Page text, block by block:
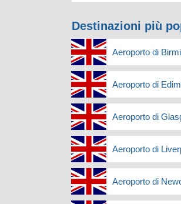
Destinazioni più
Aeroporto di
Aeroporto di
Aeroporto di
Aeroporto di
Aeroporto di